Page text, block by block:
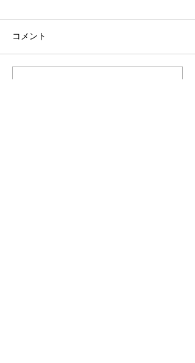
観光経済新聞に掲載されまし
コメント